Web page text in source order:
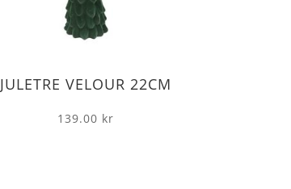
JULETRE VELOUR 22CM
139.00 kr